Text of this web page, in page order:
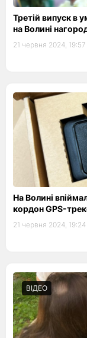
Третій випуск в
на Волині
21 червня 2024, 19:57
На Волині
кордон GPS-
21 червня 2024, 19:24
ВІДЕО